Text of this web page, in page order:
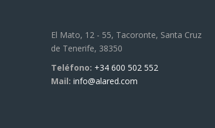
El Mato, 12 - 55, Tacoronte, Santa Cruz
de Tenerife, 38350
Teléfono: +34 600 502 552
Mail: info@alared.com